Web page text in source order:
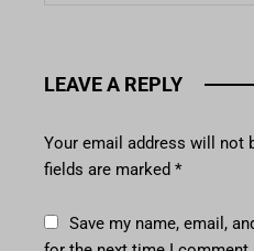
LEAVE A REPLY
Your email address will not
fields are marked *
Save my name, email,